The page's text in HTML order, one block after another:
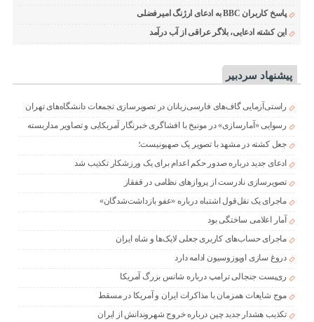
پاسخ کاربران BBC به ادعای ارژنگ امیرفضلی
این کشته ادعایی، بلاگر عراقی از آب درآمد
پیشنهاد سردبیر
راستی‌آزمایی گاف‌های فارسی‌زبانان در تصویرسازی تجمعات دانشگاه‌های تهران
رسوایی «آمارسازی» در مونیخ با افشاگری خبرنگار آمریکایی و تصاویر مداربسته
جعل کشته در مشهد با تصویر یک صهیونیست؛
ادعای جدید درباره صدور حکم اعدام برای یک ورزشکار تکذیب شد
تصویرسازی نادرست از پروازهای نظامی در قفقاز
ماجرای یک نقل‌قول اشتباه درباره «عفو بازداشت‌شدگان»
آمار اعلامی ساختگی بود
ماجرای حساب‌های کاربری جعلی لایک‌ها و شاه ایران
دروغ سازی اوپوزوسیون ادامه دارد
ری‌پست جنجالی ترامپ درباره شانس بزرگ آمریکا
موج شایعات همزمان با مذاکرات ایران و آمریکا در مسقط
تکذیب هشدار جدید چین درباره خروج شهروندانش از ایران